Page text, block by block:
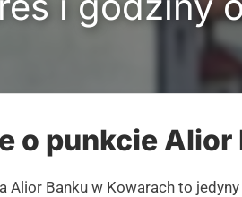
o punkcie Alior
Alior Banku w Kowarach to